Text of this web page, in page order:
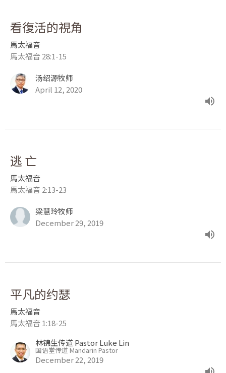
看復活的視角
馬太福音
馬太福音 28:1-15
汤绍源牧师
April 12, 2020
逃 亡
馬太福音
馬太福音 2:13-23
梁慧玲牧师
December 29, 2019
平凡的约瑟
馬太福音
馬太福音 1:18-25
林锦生传道 Pastor Luke Lin
国语堂传道 Mandarin Pastor
December 22, 2019